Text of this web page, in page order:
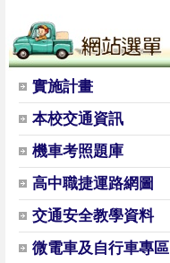
實施計畫
本校交通資訊
機車考照題庫
高中職捷運路網圖
交通安全教學資料
微電車及自行車專區